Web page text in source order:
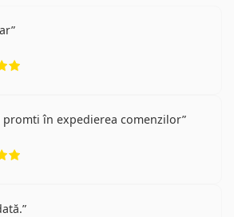
promti în expedierea comenzilor